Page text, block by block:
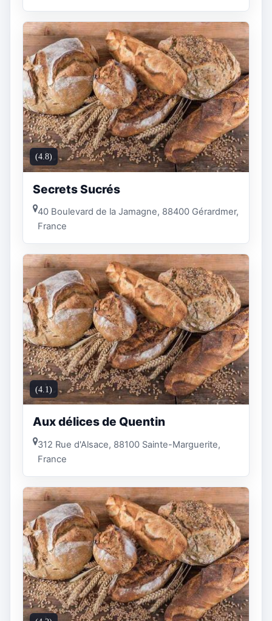
(4.8)
Secrets Sucrés
40 Boulevard de la Jamagne, 88400 Gérardmer,
France
(4.1)
Aux délices de Quentin
312 Rue d'Alsace, 88100 Sainte-Marguerite,
France